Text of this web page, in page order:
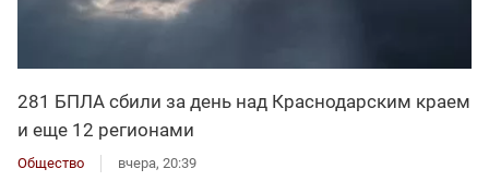
281 БПЛА сбили за день над Краснодарским краем
и еще 12 регионами
Общество вчера, 20:39